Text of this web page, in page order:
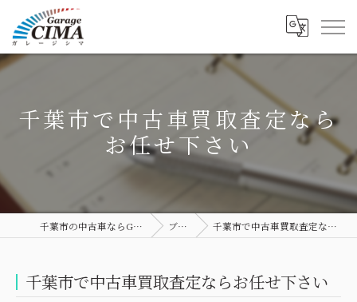
千葉市で中古車買取査定なら
お任せ下さい
千葉市の中古車ならGarage CIMA ブログ 千葉市で中古車買取査定ならお任せ下さい
千葉市で中古車買取査定ならお任せ下さい